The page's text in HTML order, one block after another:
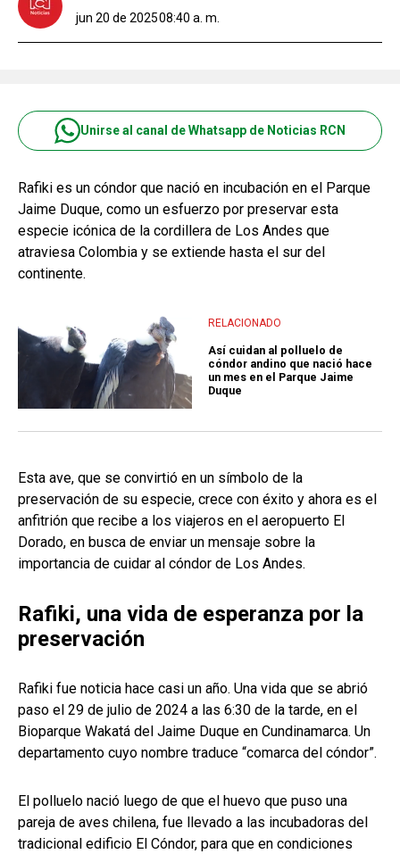
jun 20 de 202508:40 a. m.
Unirse al canal de Whatsapp de Noticias RCN
Rafiki es un cóndor que nació en incubación en el Parque
Jaime Duque, como un esfuerzo por preservar esta
especie icónica de la cordillera de Los Andes que
atraviesa Colombia y se extiende hasta el sur del
continente.
RELACIONADO
Así cuidan al polluelo de
cóndor andino que nació hace
un mes en el Parque Jaime
Duque
Esta ave, que se convirtió en un símbolo de la
preservación de su especie, crece con éxito y ahora es el
anfitrión que recibe a los viajeros en el aeropuerto El
Dorado, en busca de enviar un mensaje sobre la
importancia de cuidar al cóndor de Los Andes.
Rafiki, una vida de esperanza por la
preservación
Rafiki fue noticia hace casi un año. Una vida que se abrió
paso el 29 de julio de 2024 a las 6:30 de la tarde, en el
Bioparque Wakatá del Jaime Duque en Cundinamarca. Un
departamento cuyo nombre traduce “comarca del cóndor”.
El polluelo nació luego de que el huevo que puso una
pareja de aves chilena, fue llevado a las incubadoras del
tradicional edificio El Cóndor, para que en condiciones